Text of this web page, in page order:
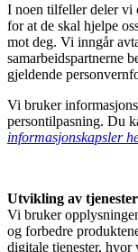
I noen tilfeller deler vi
for at de skal hjelpe
mot deg. Vi inngår
samarbeidspartnerne
gjeldende
Vi bruker
persontilpasning. Du
informasjonskapsler
Utvikling av
Vi bruker
og forbedre
digitale tjenester, hvor